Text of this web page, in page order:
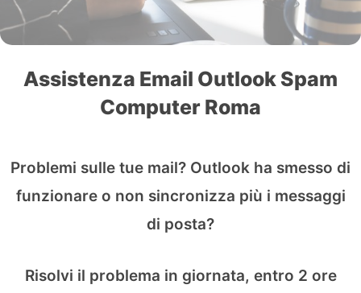
Assistenza Email Outlook Spam
Computer Roma
Problemi sulle tue mail? Outlook ha smesso di
funzionare o non sincronizza più i messaggi
di posta?
Risolvi il problema in giornata, entro 2 ore